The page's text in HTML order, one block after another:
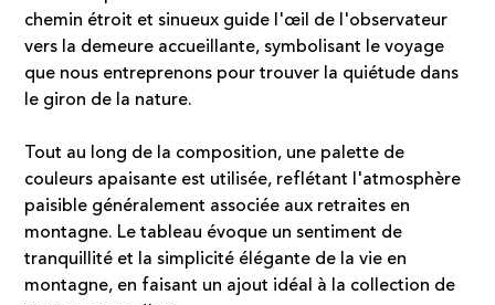
chemin étroit et sinueux guide l'œil de l'observateur
vers la demeure accueillante, symbolisant le voyage
que nous entreprenons pour trouver la quiétude dans
le giron de la nature.
Tout au long de la composition, une palette de
couleurs apaisante est utilisée, reflétant l'atmosphère
paisible généralement associée aux retraites en
montagne. Le tableau évoque un sentiment de
tranquillité et la simplicité élégante de la vie en
montagne, en faisant un ajout idéal à la collection de